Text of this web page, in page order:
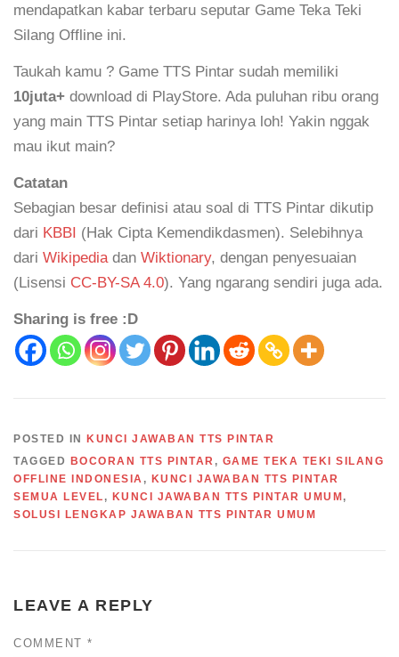
mendapatkan kabar terbaru seputar Game Teka Teki
Silang Offline ini.
Taukah kamu ? Game TTS Pintar sudah memiliki
10juta+ download di PlayStore. Ada puluhan ribu orang
yang main TTS Pintar setiap harinya loh! Yakin nggak
mau ikut main?
Catatan
Sebagian besar definisi atau soal di TTS Pintar dikutip
dari KBBI (Hak Cipta Kemendikdasmen). Selebihnya
dari Wikipediadan Wiktionary, dengan penyesuaian
(Lisensi CC-BY-SA 4.0). Yang ngarang sendiri juga ada.
Sharing is free :D
POSTED IN
KUNCI JAWABAN TTS PINTAR
TAGGED
BOCORAN TTS PINTAR , GAME TEKA TEKI SILANG
OFFLINE INDONESIA , KUNCI JAWABAN TTS PINTAR
SEMUA LEVEL , KUNCI JAWABAN TTS PINTAR UMUM ,
SOLUSI LENGKAP JAWABAN TTS PINTAR UMUM
LEAVE A REPLY
COMMENT *